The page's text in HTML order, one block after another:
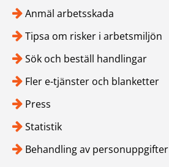
Anmäl arbetsskada
Tipsa om risker i arbetsmiljön
Sök och beställ handlingar
Fler e-tjänster och blanketter
Press
Statistik
Behandling av personuppgifter